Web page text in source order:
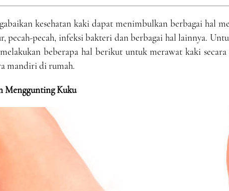
kesehatan kaki dapat menimbulkan berbagai hal
pecah-pecah, infeksi bakteri dan berbagai hal lainnya.
beberapa hal berikut untuk merawat kaki
mandiri di rumah.
Menggunting Kuku